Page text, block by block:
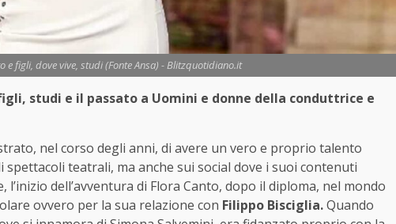
e figli, dove vive, studi (Fonte Ansa) - Blitzquotidiano.it
studi e il passato a Uomini e donne della conduttrice e
nel corso degli anni, di avere un vero e proprio talento
teatrali, ma anche sui social dove i suoi contenuti
dell’avventura di Flora Canto, dopo il diploma, nel mondo
ovvero per la sua relazione con Filippo Bisciglia.Quando